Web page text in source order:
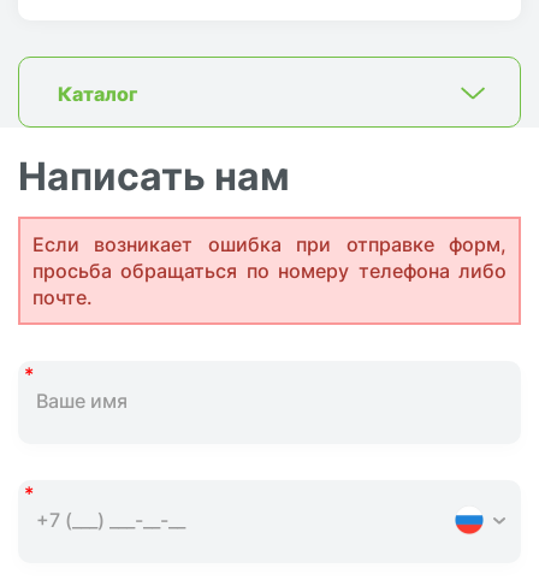
Каталог
Написать нам
Если возникает ошибка при отправке форм,
просьба обращаться по номеру телефона либо
почте.